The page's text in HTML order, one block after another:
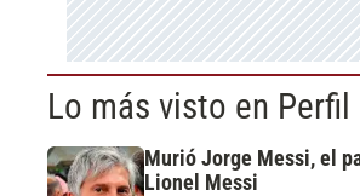
Lo más visto en Perfil
Murió Jorge Messi, el
Lionel Messi